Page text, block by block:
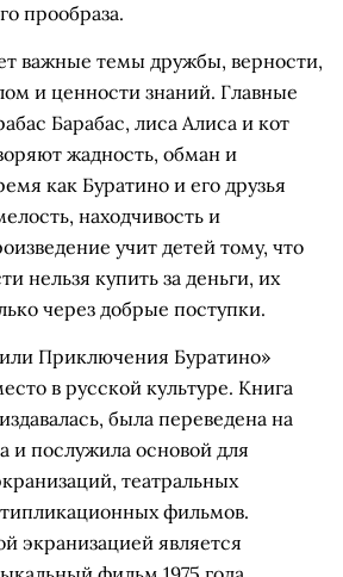
прообраза.
важные темы дружбы, верности,
и ценности знаний. Главные
Барабас, лиса Алиса и кот
жадность, обман и
как Буратино и его друзья
находчивость и
учит детей тому, что
нельзя купить за деньги, их
через добрые поступки.
Приключения Буратино»
в русской культуре. Книга
была переведена на
и послужила основой для
театральных
фильмов.
экранизацией является